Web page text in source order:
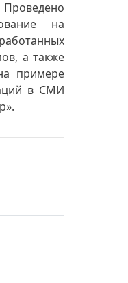
на
а также
примере
в СМИ